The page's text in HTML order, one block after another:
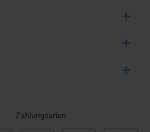
+
+
+
Zahlungsarten